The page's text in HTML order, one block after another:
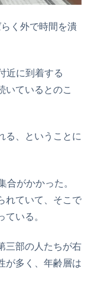
く外で時間を潰
近に到着する
いているとのこ
る、ということに
合がかかった。
れていて、そこで
いる。
三部の人たちが右
が多く、年齢層は